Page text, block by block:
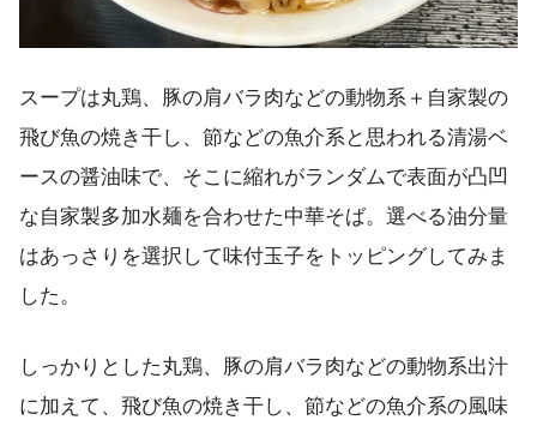
スープは丸鶏、豚の肩バラ肉などの動物系＋自家製の
飛び魚の焼き干し、節などの魚介系と思われる清湯ベ
ースの醤油味で、そこに縮れがランダムで表面が凸凹
な自家製多加水麺を合わせた中華そば。選べる油分量
はあっさりを選択して味付玉子をトッピングしてみま
した。
しっかりとした丸鶏、豚の肩バラ肉などの動物系出汁
に加えて、飛び魚の焼き干し、節などの魚介系の風味